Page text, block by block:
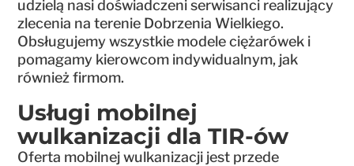
udzielą nasi doświadczeni serwisanci realizujący
zlecenia na terenie Dobrzenia Wielkiego.
Obsługujemy wszystkie modele ciężarówek i
pomagamy kierowcom indywidualnym, jak
również firmom.
Usługi mobilnej
wulkanizacji dla TIR-ów
Oferta mobilnej wulkanizacji jest przede